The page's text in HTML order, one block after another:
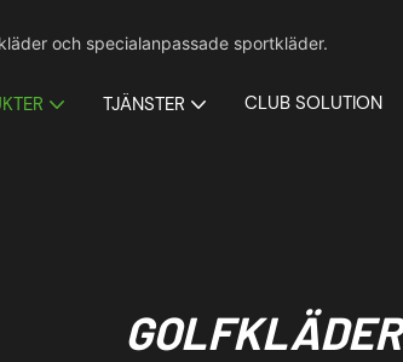
och specialanpassade sportkläder.
TJÄNSTER CLUB SOLUTION
GOLFKLÄDER